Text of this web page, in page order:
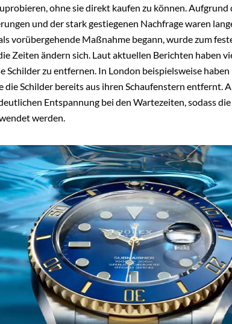
ohne sie direkt kaufen zu können. Aufgrund
und der stark gestiegenen Nachfrage waren
vorübergehende Maßnahme begann, wurde zum
Zeiten ändern sich. Laut aktuellen Berichten haben
Schilder zu entfernen. In London beispielsweise haben
die Schilder bereits aus ihren Schaufenstern entfernt.
Entspannung bei den Wartezeiten, sodass
werden.